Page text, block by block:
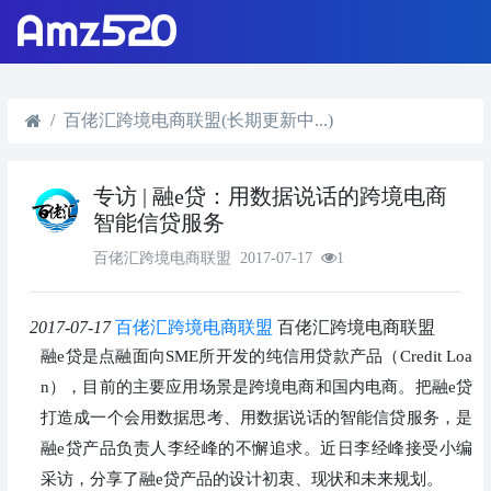
百佬汇跨境电商联盟(长期更新中...)
专访 | 融e贷：用数据说话的跨境电商
智能信贷服务
百佬汇跨境电商联盟 2017-07-17 1
2017-07-17 百佬汇跨境电商联盟 百佬汇跨境电商联盟
融e贷是点融面向SME所开发的纯信用贷款产品（Credit Loa
n），目前的主要应用场景是跨境电商和国内电商。把融e贷
打造成一个会用数据思考、用数据说话的智能信贷服务，是
融e贷产品负责人李经峰的不懈追求。近日李经峰接受小编
采访，分享了融e贷产品的设计初衷、现状和未来规划。